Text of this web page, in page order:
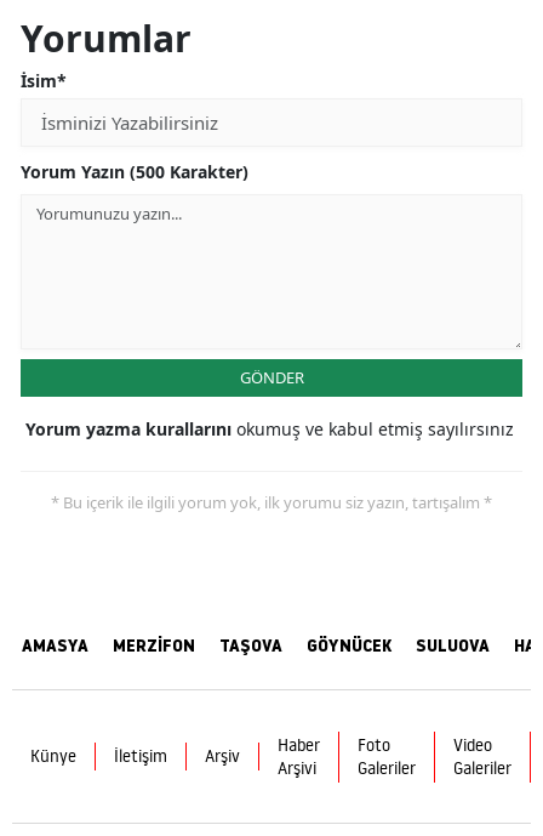
Yorumlar
İsim*
Yorum Yazın (500 Karakter)
GÖNDER
Yorum yazma kurallarını okumuş ve kabul etmiş sayılırsınız
* Bu içerik ile ilgili yorum yok, ilk yorumu siz yazın, tartışalım *
AMASYA MERZİFON TAŞOVA GÖYNÜCEK SULUOVA
Künye İletişim Arşiv
Haber
Arşivi
Foto
Galeriler
Video
Galeriler